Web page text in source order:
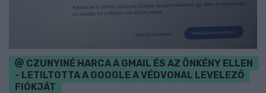
CZUNYINÉ HARCA A GMAIL ÉS AZ ÖNKÉNY ELLEN
- LETILTOTTA A GOOGLE A VÉDVONAL LEVELEZŐ
FIÓKJÁT